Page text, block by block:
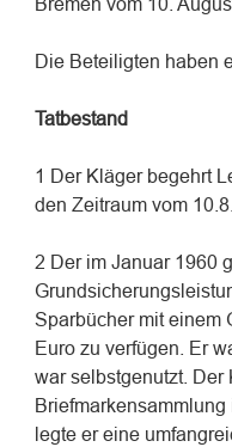
Bremen vom 10.
Die Beteiligten haben
Tatbestand
1 Der Kläger begehrt
den Zeitraum vom
2 Der im Januar 1960
Sparbücher mit einem
Euro zu verfügen. Er
war selbstgenutzt. Der
legte er eine